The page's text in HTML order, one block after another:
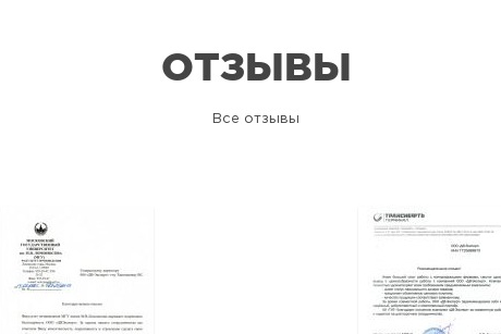
ОТЗЫВЫ
Все отзывы